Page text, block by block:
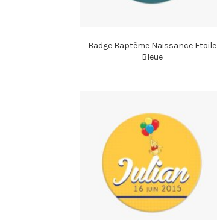
Badge Baptême Naissance Etoile
Bleue